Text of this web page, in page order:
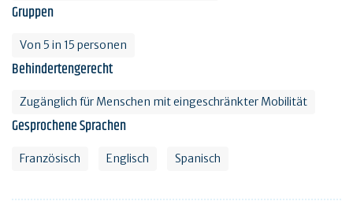
Gruppen
Von 5 in 15 personen
Behindertengerecht
Zugänglich für Menschen mit eingeschränkter Mobilität
Gesprochene Sprachen
Französisch Englisch Spanisch